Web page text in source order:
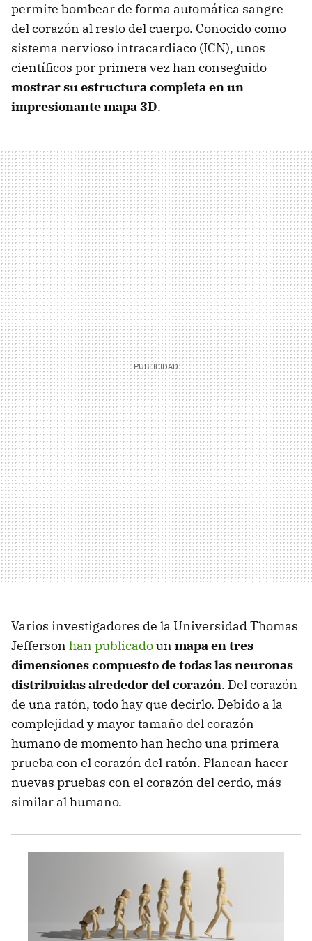
permite bombear de forma automática sangre
del corazón al resto del cuerpo. Conocido como
sistema nervioso intracardiaco (ICN), unos
científicos por primera vez han conseguido
mostrar su estructura completa en un
impresionante mapa 3D.
Varios investigadores de la Universidad Thomas
Jefferson han publicadoun mapa en tres
dimensiones compuesto de todas las neuronas
distribuidas alrededor del corazón. Del corazón
de una ratón, todo hay que decirlo. Debido a la
complejidad y mayor tamaño del corazón
humano de momento han hecho una primera
prueba con el corazón del ratón. Planean hacer
nuevas pruebas con el corazón del cerdo, más
similar al humano.